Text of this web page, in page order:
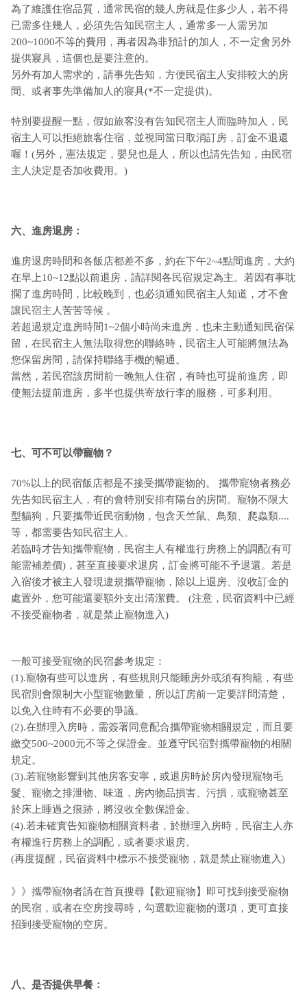
為了維護住宿品質，通常民宿的幾人房就是住多少人，若不得
已需多住幾人，必須先告知民宿主人，通常多一人需另加
200~1000不等的費用，再者因為非預計的加人，不一定會另外
提供寢具，這個也是要注意的。
另外有加人需求的，請事先告知，方便民宿主人安排較大的房
間、或者事先準備加人的寢具(*不一定提供)。
特別要提醒一點，假如旅客沒有告知民宿主人而臨時加人，民
宿主人可以拒絕旅客住宿，並視同當日取消訂房，訂金不退還
喔！(另外，憲法規定，嬰兒也是人，所以也請先告知，由民宿
主人決定是否加收費用。)
六、進房退房：
進房退房時間和各飯店都差不多，約在下午2~4點間進房，大約
在早上10~12點以前退房，請詳閱各民宿規定為主。若因有事耽
擱了進房時間，比較晚到，也必須通知民宿主人知道，才不會
讓民宿主人苦苦等候 。
若超過規定進房時間1~2個小時尚未進房，也未主動通知民宿保
留，在民宿主人無法取得您的聯絡時，民宿主人可能將無法為
您保留房間，請保持聯絡手機的暢通。
當然，若民宿該房間前一晚無人住宿，有時也可提前進房，即
使無法提前進房，多半也提供寄放行李的服務，可多利用。
七、可不可以帶寵物？
70%以上的民宿飯店都是不接受攜帶寵物的。 攜帶寵物者務必
先告知民宿主人，有的會特別安排有陽台的房間。寵物不限大
型貓狗，只要攜帶近民宿動物，包含天竺鼠、鳥類、爬蟲類....
等，都需要告知民宿主人。
若臨時才告知攜帶寵物，民宿主人有權進行房務上的調配(有可
能需補差價)，甚至直接要求退房，訂金將可能不予退還。若是
入宿後才被主人發現違規攜帶寵物，除以上退房、沒收訂金的
處置外，您可能還要額外支出清潔費。 (注意，民宿資料中已經
不接受寵物者，就是禁止寵物進入)
一般可接受寵物的民宿參考規定：
(1).寵物有些可以進房，有些規則只能睡房外或須有狗籠，有些
民宿則會限制大小型寵物數量，所以訂房前一定要詳問清楚，
以免入住時有不必要的爭議。
(2).在辦理入房時，需簽署同意配合攜帶寵物相關規定，而且要
繳交500~2000元不等之保證金。並遵守民宿對攜帶寵物的相關
規定。
(3).若寵物影響到其他房客安寧，或退房時於房內發現寵物毛
髮、寵物之排泄物、味道，房內物品損害、污損，或寵物甚至
於床上睡過之痕跡，將沒收全數保證金。
(4).若未確實告知寵物相關資料者，於辦理入房時，民宿主人亦
有權進行房務上的調配，或者要求退房。
(再度提醒，民宿資料中標示不接受寵物，就是禁止寵物進入)
》》攜帶寵物者請在首頁搜尋【歡迎寵物】即可找到接受寵物
的民宿，或者在空房搜尋時，勾選歡迎寵物的選項，更可直接
招到接受寵物的空房。
八、是否提供早餐：